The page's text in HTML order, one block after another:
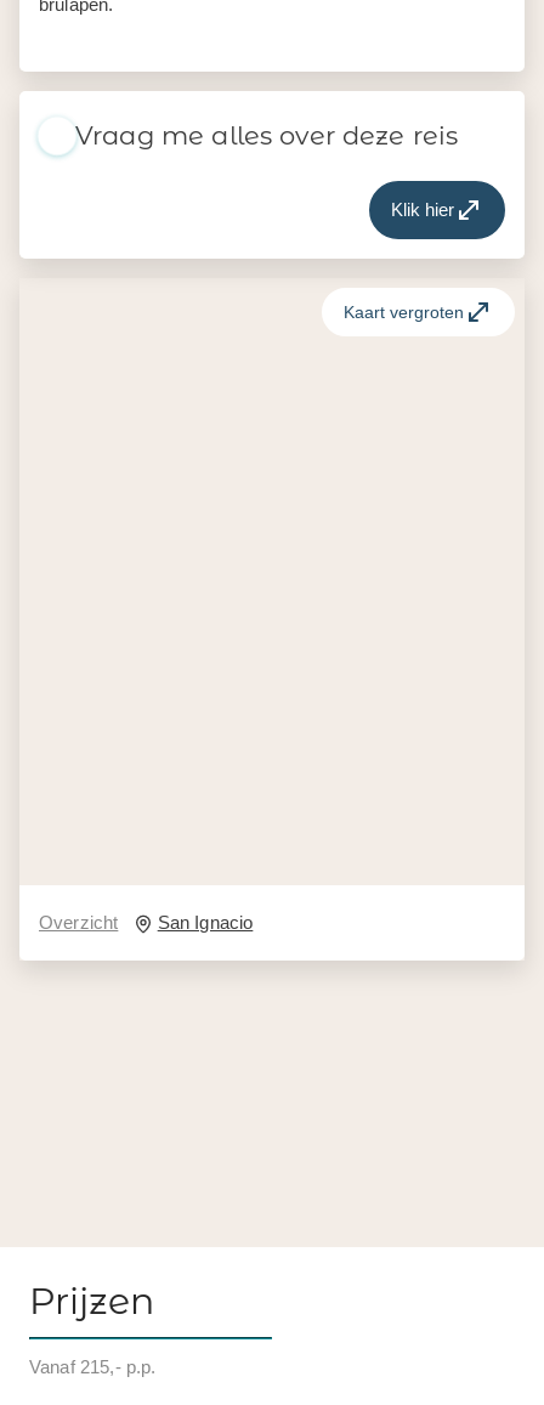
brulapen.
Vraag me alles over deze reis
Klik hier
Overzicht San Ignacio
Kaart vergroten
Prijzen
Vanaf 215,- p.p.